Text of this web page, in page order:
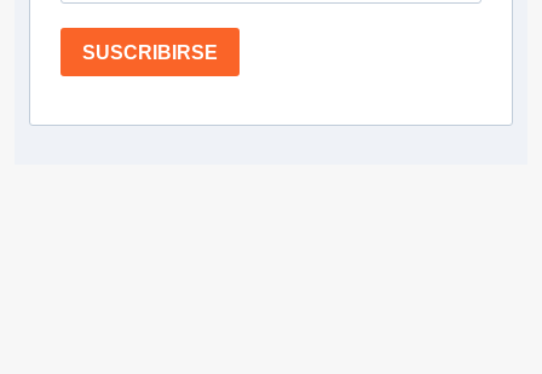
SUSCRIBIRSE